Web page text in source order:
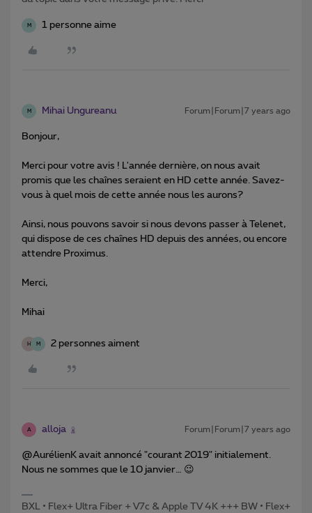
M 1 personne aime
M Mihai Ungureanu Forum|Forum|7 years ago
Bonjour,
Merci pour votre avis ! L'année dernière, on nous avait
promis que les chaînes seraient en HD cette année. Savez-
vous à quel mois de cette année nous les aurons?
Ainsi, nous pouvons savoir si nous devons passer à Telenet,
qui dispose de ces chaînes HD depuis des années, ou encore
attendre Proximus.
Merci,
Mihai
H M 2 personnes aiment
A alloja Forum|Forum|7 years ago
@AurélienK avait annoncé "courant 2019" initialement.
Nous ne sommes que le 10 janvier… 😉
BXL • Flex+ Ultra Fiber + V7c & Apple TV 4K +++ BW • Flex+